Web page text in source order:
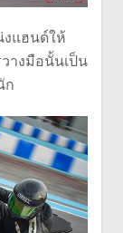
งแฮนด์ให้
างมือนั้นเป็น
ก